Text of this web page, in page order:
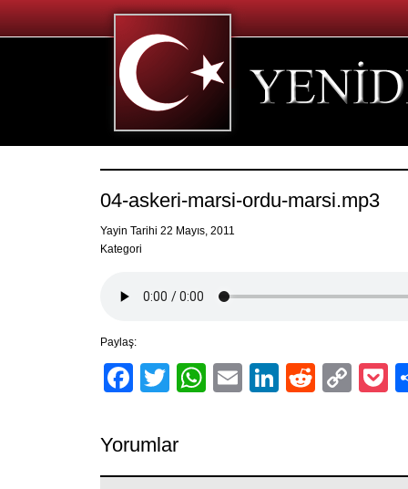
04-askeri-marsi-ordu-marsi.mp3
Yayin Tarihi 22 Mayıs, 2011
Kategori
Paylaş:
Facebook
TwitterWhatsApp
EmailLinkedIn
Reddit
Yorumlar